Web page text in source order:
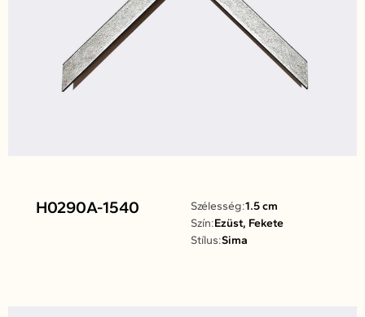
H0290A-1540 Szélesség:1.5 cm
Szín:Ezüst, Fekete
Stílus:Sima